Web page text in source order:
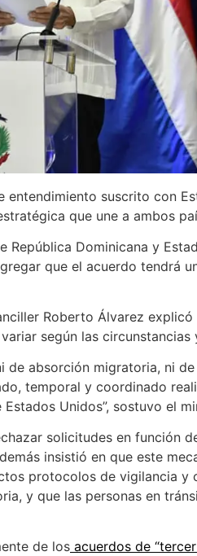
suscrito con
que une a ambos
República Dominicana y
que el acuerdo tendrá
Roberto Álvarez
según las
de absorción migratoria, ni
temporal y coordinado
Unidos”, sostuvo el
solicitudes en función
insistió en que este
protocolos de vigilancia
y que las personas en
de los acuerdos de